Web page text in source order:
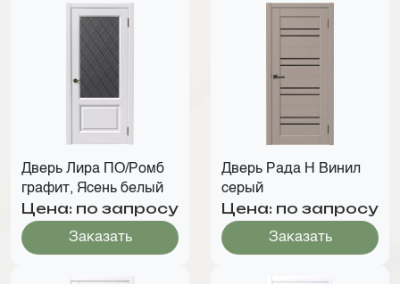
Дверь Лира ПО/Ромб
графит, Ясень белый
Цена: по запросу
Заказать
Дверь Рада Н Винил
серый
Цена: по запросу
Заказать